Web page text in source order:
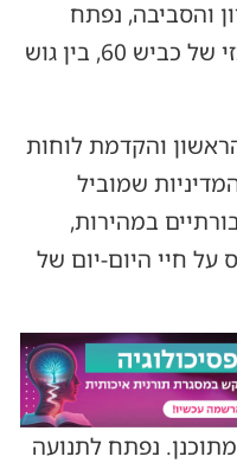
והסביבה, נפתח
לתנועה החלק הראשון והמרכזי של כביש 60, בין גוש
והקדמת לוחות
שמוביל
במהירות,
על חיי היום-יום של
נפתח לתנועה